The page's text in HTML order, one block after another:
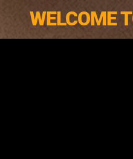
WELCOME